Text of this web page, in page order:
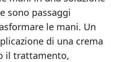
sono passaggi
le mani. Un
di una crema
il trattamento,